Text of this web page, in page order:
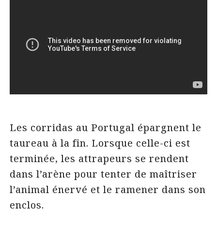
Les corridas au Portugal épargnent le
taureau à la fin. Lorsque celle-ci est
terminée, les attrapeurs se rendent
dans l’arène pour tenter de maîtriser
l’animal énervé et le ramener dans son
enclos.